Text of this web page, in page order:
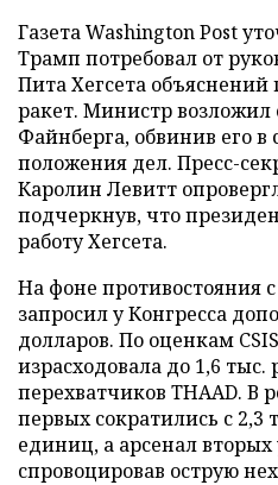
Газета Washington Post
Трамп потребовал от
Пита Хегсета объяснений
ракет. Министр возложил
Файнберга, обвинив его в
положения дел. Пресс-
Каролин Левитт
подчеркнув, что
работу Хегсета.
На фоне противостояния
запросил у Конгресса
долларов. По оценкам
израсходовала до 1,6
перехватчиков THAAD. В
первых сократились с 2,3
единиц, а арсенал
спровоцировав острую